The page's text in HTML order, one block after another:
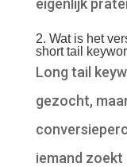
eigenlijk
2. Wat is het
short tail
Long tail
gezocht,
iemand zoekt